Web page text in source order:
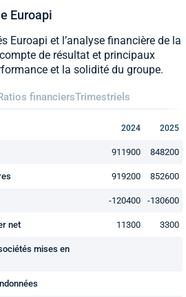
Euroapi
Euroapi et l’analyse financière de la
de résultat et principaux
et la solidité du groupe.
financiersTrimestriels
2024 2025
911900 848200
919200 852600
-120400 -130600
net 11300 3300
mises en